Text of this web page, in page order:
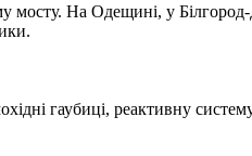
На Одещині, у Білгород-
гаубиці, реактивну